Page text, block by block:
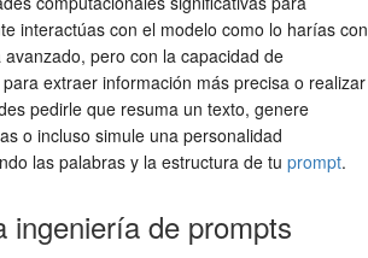
interactúas con el modelo como lo harías con
pero con la capacidad de
extraer información más precisa o realizar
pedirle que resuma un texto, genere
o incluso simule una personalidad
las palabras y la estructura de tu prompt.
ingeniería de prompts